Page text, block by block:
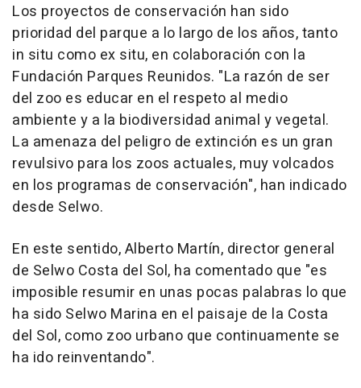
Los proyectos de conservación han sido
prioridad del parque a lo largo de los años, tanto
in situ como ex situ, en colaboración con la
Fundación Parques Reunidos. "La razón de ser
del zoo es educar en el respeto al medio
ambiente y a la biodiversidad animal y vegetal.
La amenaza del peligro de extinción es un gran
revulsivo para los zoos actuales, muy volcados
en los programas de conservación", han indicado
desde Selwo.
En este sentido, Alberto Martín, director general
de Selwo Costa del Sol, ha comentado que "es
imposible resumir en unas pocas palabras lo que
ha sido Selwo Marina en el paisaje de la Costa
del Sol, como zoo urbano que continuamente se
ha ido reinventando".